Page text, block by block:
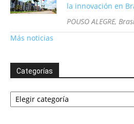
la innovación en
POUSO ALEGRE,
Más noticias
Categorías
Categorías